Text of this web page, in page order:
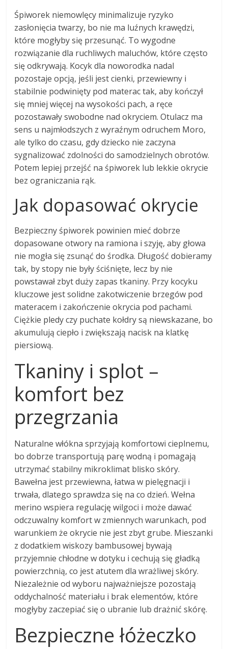
Śpiworek niemowlęcy minimalizuje ryzyko
zasłonięcia twarzy, bo nie ma luźnych krawędzi,
które mogłyby się przesunąć. To wygodne
rozwiązanie dla ruchliwych maluchów, które często
się odkrywają. Kocyk dla noworodka nadal
pozostaje opcją, jeśli jest cienki, przewiewny i
stabilnie podwinięty pod materac tak, aby kończył
się mniej więcej na wysokości pach, a ręce
pozostawały swobodne nad okryciem. Otulacz ma
sens u najmłodszych z wyraźnym odruchem Moro,
ale tylko do czasu, gdy dziecko nie zaczyna
sygnalizować zdolności do samodzielnych obrotów.
Potem lepiej przejść na śpiworek lub lekkie okrycie
bez ograniczania rąk.
Jak dopasować okrycie
Bezpieczny śpiworek powinien mieć dobrze
dopasowane otwory na ramiona i szyję, aby głowa
nie mogła się zsunąć do środka. Długość dobieramy
tak, by stopy nie były ściśnięte, lecz by nie
powstawał zbyt duży zapas tkaniny. Przy kocyku
kluczowe jest solidne zakotwiczenie brzegów pod
materacem i zakończenie okrycia pod pachami.
Ciężkie pledy czy puchate kołdry są niewskazane, bo
akumulują ciepło i zwiększają nacisk na klatkę
piersiową.
Tkaniny i splot –
komfort bez
przegrzania
Naturalne włókna sprzyjają komfortowi cieplnemu,
bo dobrze transportują parę wodną i pomagają
utrzymać stabilny mikroklimat blisko skóry.
Bawełna jest przewiewna, łatwa w pielęgnacji i
trwała, dlatego sprawdza się na co dzień. Wełna
merino wspiera regulację wilgoci i może dawać
odczuwalny komfort w zmiennych warunkach, pod
warunkiem że okrycie nie jest zbyt grube. Mieszanki
z dodatkiem wiskozy bambusowej bywają
przyjemnie chłodne w dotyku i cechują się gładką
powierzchnią, co jest atutem dla wrażliwej skóry.
Niezależnie od wyboru najważniejsze pozostają
oddychalność materiału i brak elementów, które
mogłyby zaczepiać się o ubranie lub drażnić skórę.
Bezpieczne łóżeczko